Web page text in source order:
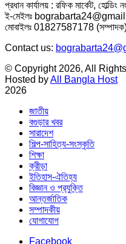
প্রধান কার্যালয় : রফিক মার্কেট,
ই-মেইলঃ
মোবাইলঃ 01827587178
Contact us:
© Copyright 2026, All
Hosted byAll Bangla Host
2026
জাতীয়
বগুড়ার খবর
সারাদেশ
শিল্প-সাহিত্য-সংস্কৃতি
শিক্ষা
ক্রীড়া
ইতিহাস-ঐতিহ্য
বিজ্ঞান ও প্রযুক্তি
আন্তর্জাতিক
সম্পাদকীয়
যোগাযোগ
Facebook